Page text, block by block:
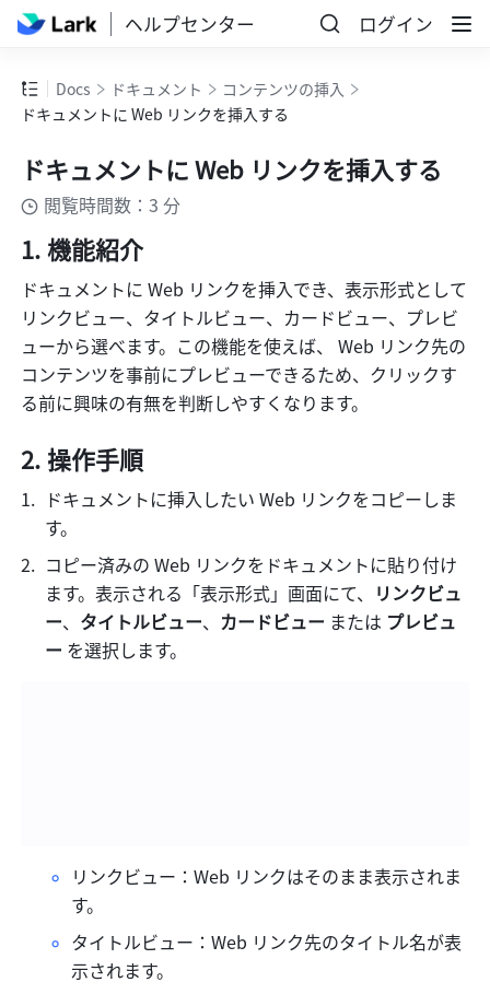
ヘルプセンター ログイン
Docs ドキュメント
コンテンツの挿入
ドキュメントに Web リンクを挿入する
ドキュメントに Web リンクを挿入する
閲覧時間数：3 分
機能紹介
ドキュメントに Web リンクを挿入でき、表示形式として
リンクビュー、タイトルビュー、カードビュー、プレビ
ューから選べます。この機能を使えば、 Web リンク先の
コンテンツを事前にプレビューできるため、クリックす
る前に興味の有無を判断しやすくなります。
操作手順
ドキュメントに挿入したい Web リンクをコピーしま
す。
コピー済みの Web リンクをドキュメントに貼り付け
ます。表示される「表示形式」画面にて、 リンクビュ
ー、 タイトルビュー、 カードビュー または プレビュ
ー を選択します。
リンクビュー：Web リンクはそのまま表示されま
す。
タイトルビュー：Web リンク先のタイトル名が表
示されます。